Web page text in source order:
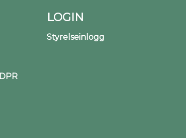
LOGIN
Styrelseinlogg